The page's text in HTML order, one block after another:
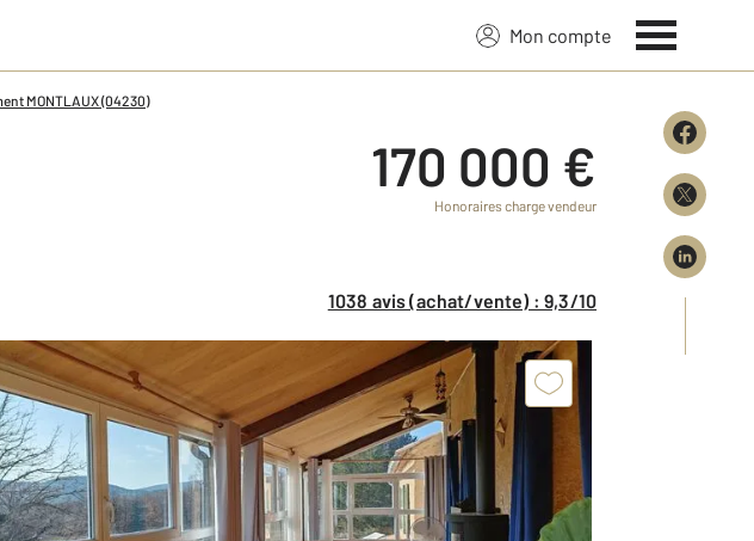
Mon compte
MONTLAUX (04230)
170 000 €
Honoraires charge vendeur
1038 avis (achat/vente) : 9,3/10